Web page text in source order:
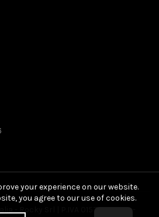
- Rocky Srl | P.IVA 01571080389 -
your experience on our website.
you agree to our use of cookies.